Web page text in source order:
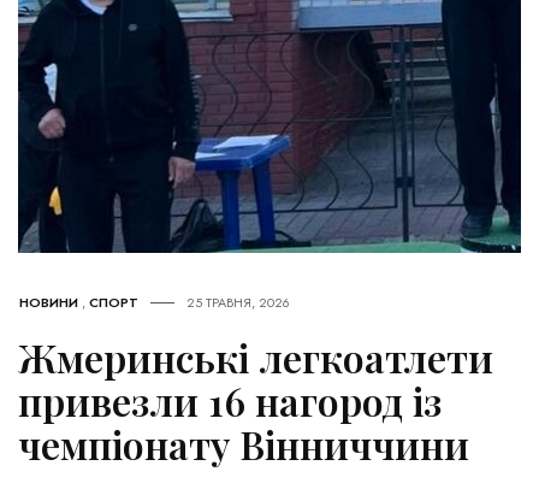
НОВИНИ ,СПОРТ 25 ТРАВНЯ, 2026
Жмеринські легкоатлети
привезли 16 нагород із
чемпіонату Вінниччини